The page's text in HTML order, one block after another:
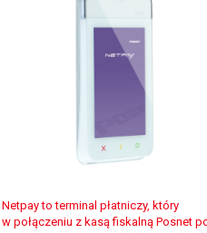
Netpay to terminal płatniczy, który
w połączeniu z kasą fiskalną Posnet